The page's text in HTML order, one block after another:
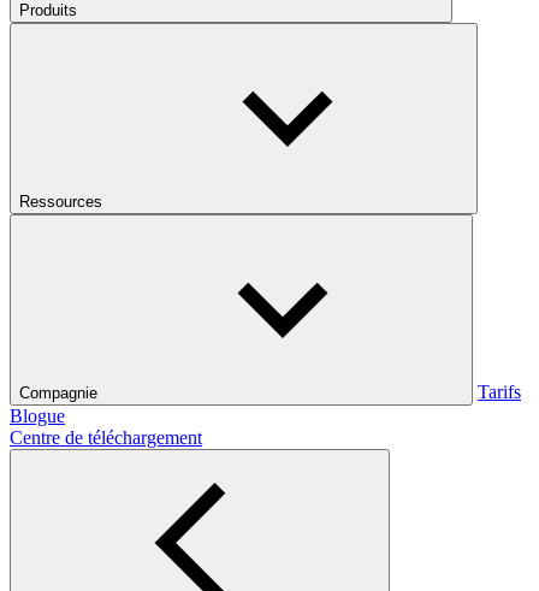
Produits
Ressources
Compagnie
Tarifs
Blogue
Centre de téléchargement